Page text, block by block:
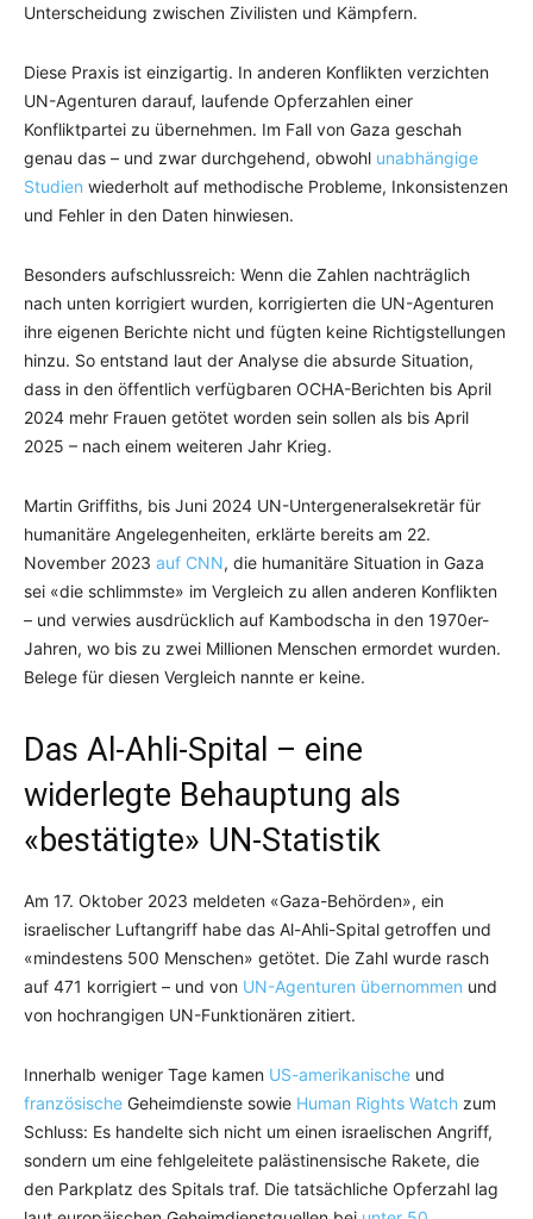
Unterscheidung zwischen Zivilisten und Kämpfern.
Diese Praxis ist einzigartig. In anderen Konflikten verzichten
UN-Agenturen darauf, laufende Opferzahlen einer
Konfliktpartei zu übernehmen. Im Fall von Gaza geschah
genau das – und zwar durchgehend, obwohl unabhängige
Studien wiederholt auf methodische Probleme, Inkonsistenzen
und Fehler in den Daten hinwiesen.
Besonders aufschlussreich: Wenn die Zahlen nachträglich
nach unten korrigiert wurden, korrigierten die UN-Agenturen
ihre eigenen Berichte nicht und fügten keine Richtigstellungen
hinzu. So entstand laut der Analyse die absurde Situation,
dass in den öffentlich verfügbaren OCHA-Berichten bis April
2024 mehr Frauen getötet worden sein sollen als bis April
2025 – nach einem weiteren Jahr Krieg.
Martin Griffiths, bis Juni 2024 UN-Untergeneralsekretär für
humanitäre Angelegenheiten, erklärte bereits am 22.
November 2023 auf CNN, die humanitäre Situation in Gaza
sei «die schlimmste» im Vergleich zu allen anderen Konflikten
– und verwies ausdrücklich auf Kambodscha in den 1970er-
Jahren, wo bis zu zwei Millionen Menschen ermordet wurden.
Belege für diesen Vergleich nannte er keine.
Das Al-Ahli-Spital – eine
widerlegte Behauptung als
«bestätigte» UN-Statistik
Am 17. Oktober 2023 meldeten «Gaza-Behörden», ein
israelischer Luftangriff habe das Al-Ahli-Spital getroffen und
«mindestens 500 Menschen» getötet. Die Zahl wurde rasch
auf 471 korrigiert – und von UN-Agenturen übernommen und
von hochrangigen UN-Funktionären zitiert.
Innerhalb weniger Tage kamen US-amerikanische und
französische Geheimdienste sowie Human Rights Watch zum
Schluss: Es handelte sich nicht um einen israelischen Angriff,
sondern um eine fehlgeleitete palästinensische Rakete, die
den Parkplatz des Spitals traf. Die tatsächliche Opferzahl lag